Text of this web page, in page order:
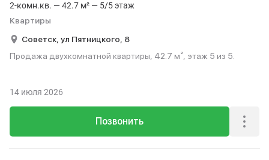
2-комн.кв. — 42.7 м² — 5/5 этаж
Квартиры
Советск, ул Пятницкого, 8
Продажа двухкомнатной квартиры, 42.7 м², этаж 5 из 5.
Позвонить
14 июля 2026